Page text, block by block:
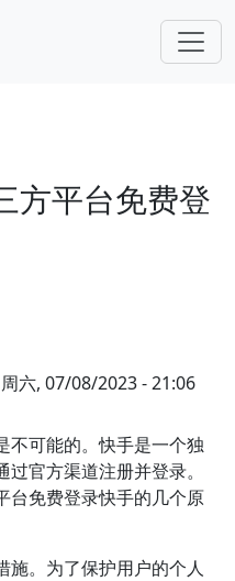
方平台免费登
周六, 07/08/2023 - 21:06
不可能的。快手是一个独
官方渠道注册并登录。
台免费登录快手的几个原
施。为了保护用户的个人